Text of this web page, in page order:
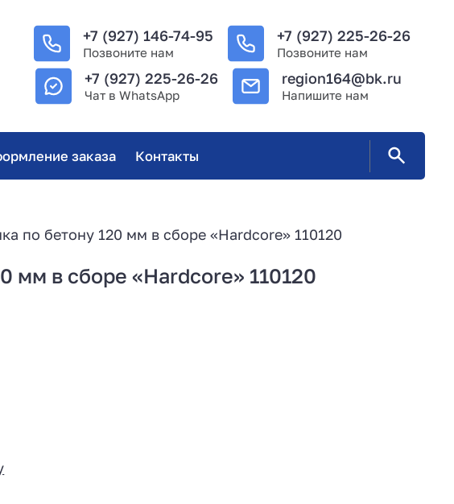
+7 (927) 146-74-95
Позвоните нам
+7 (927) 225-26-26
Позвоните нам
+7 (927) 225-26-26
Чат в WhatsApp
region164@bk.ru
Напишите нам
заказа Контакты
по бетону 120 мм в сборе «Hardcore» 110120
мм в сборе «Hardcore» 110120